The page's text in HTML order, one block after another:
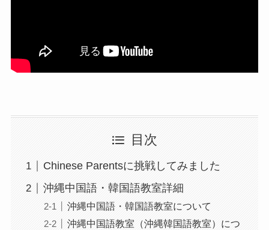
目次
Chinese Parentsに挑戦してみました
沖縄中国語・韓国語教室詳細
沖縄中国語・韓国語教室について
沖縄中国語教室（沖縄韓国語教室）につ